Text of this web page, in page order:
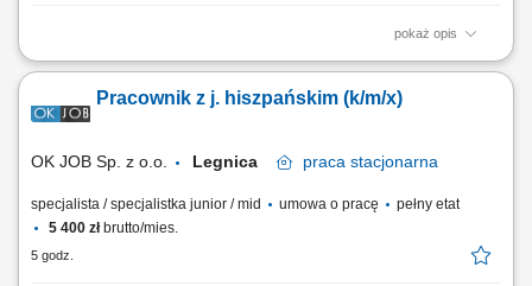
pokaż opis
Zakres obowiązków kompleksowe prowadzenie procesów
selekcja i analiza cv, przeprowadzanie rozmów rekrutacyjnych, dobór
metod do weryfikacji kompetencji, raportowanie prac; projektowanie i
Pracownik z j. hiszpańskim (k/m/x)
OK JOB Sp. z o.o. Legnica praca stacjonarna
specjalista / specjalistka junior / mid umowa o pracę
pełny etat
5 400 złbrutto/mies.
5 godz.